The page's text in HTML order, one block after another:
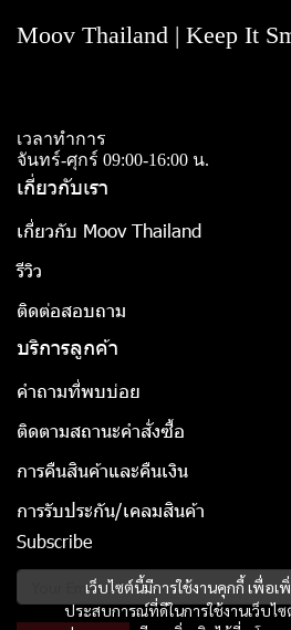
เว็บไซต์นี้มีการใช้งานคุกกี้ เพื่อ
ประสบการณ์ที่ดีในการใช้งานเว็บไ
Moov Thailand | Keep It
เวลาทำการ
จันทร์-ศุกร์ 09:00-16:00 น.
เกี่ยวกับเรา
เกี่ยวกับ Moov Thailand
รีวิว
ติดต่อสอบถาม
บริการลูกค้า
คำถามที่พบบ่อย
ติดตามสถานะคำสั่งซื้อ
การคืนสินค้าและคืนเงิน
การรับประกัน/เคลมสินค้า
Subscribe